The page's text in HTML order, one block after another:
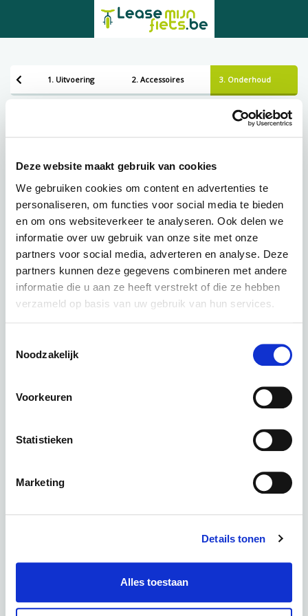
Deze website maakt gebruik van cookies
We gebruiken cookies om content en advertenties te
personaliseren, om functies voor social media te bieden
en om ons websiteverkeer te analyseren. Ook delen we
informatie over uw gebruik van onze site met onze
partners voor social media, adverteren en analyse. Deze
partners kunnen deze gegevens combineren met andere
informatie die u aan ze heeft verstrekt of die ze hebben
verzameld op basis van uw gebruik van hun services.
Noodzakelijk
Voorkeuren
Statistieken
Marketing
Details tonen
Alles toestaan
1. Uitvoering 2. Accessoires 3. Onderhoud
Leveren
Lening op afbetaling bij Lease-mijn-fiets.be
kleur: Sandstorm
€118,43 p.m.
Panthro Blue
€ 0,00
AANVRAGEN